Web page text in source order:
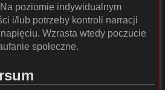
poziomie indywidualnym
i/lub potrzeby kontroli narracji
Wzrasta wtedy poczucie
społeczne.